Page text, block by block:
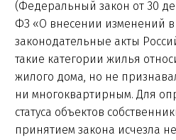
(Федеральный закон от 30
ФЗ «О внесении изменений
законодательные акты
такие категории жилья
жилого дома, но не
ни многоквартирным. Для
статуса объектов
принятием закона исчезла